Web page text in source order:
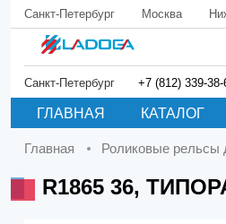
Санкт-Петербург Москва
Санкт-Петербург +7 (812) 339-38-
ГЛАВНАЯ КАТАЛОГ
Главная Роликовые
R1865 36,